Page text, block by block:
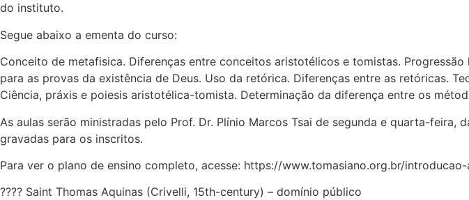
do instituto.
Segue abaixo a ementa do curso:
Conceito de metafisica. Diferenças entre conceitos aristotélicos e tomistas.
para as provas da existência de Deus. Uso da retórica. Diferenças entre as retóricas.
Ciência, práxis e poiesis aristotélica-tomista. Determinação da diferença entre os
As aulas serão ministradas pelo Prof. Dr. Plínio Marcos Tsai de segunda e quarta-
gravadas para os inscritos.
Para ver o plano de ensino completo, acesse: https://www.tomasiano.org.br/
???? Saint Thomas Aquinas (Crivelli, 15th-century) – domínio público